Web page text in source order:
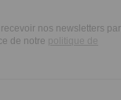
nos newsletters par
de notre politique de